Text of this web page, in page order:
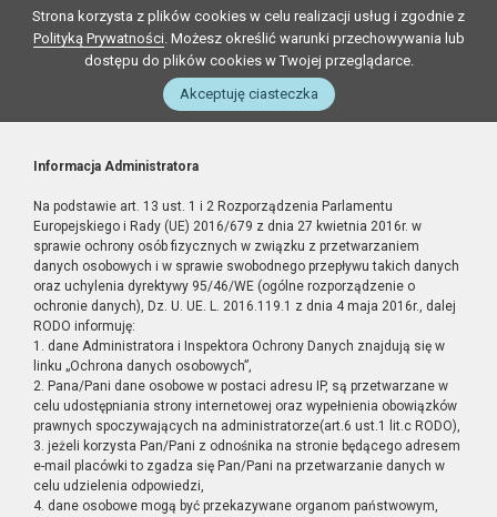
Strona korzysta z plików cookies w celu realizacji usług i zgodnie z
Polityką Prywatności. Możesz określić warunki przechowywania lub
dostępu do plików cookies w Twojej przeglądarce.
Akceptuję ciasteczka
Informacja Administratora
Na podstawie art. 13 ust. 1 i 2 Rozporządzenia Parlamentu
Europejskiego i Rady (UE) 2016/679 z dnia 27 kwietnia 2016r. w
sprawie ochrony osób fizycznych w związku z przetwarzaniem
danych osobowych i w sprawie swobodnego przepływu takich danych
oraz uchylenia dyrektywy 95/46/WE (ogólne rozporządzenie o
ochronie danych), Dz. U. UE. L. 2016.119.1 z dnia 4 maja 2016r., dalej
RODO informuję:
1. dane Administratora i Inspektora Ochrony Danych znajdują się w
linku „Ochrona danych osobowych”,
2. Pana/Pani dane osobowe w postaci adresu IP, są przetwarzane w
celu udostępniania strony internetowej oraz wypełnienia obowiązków
prawnych spoczywających na administratorze(art.6 ust.1 lit.c RODO),
3. jeżeli korzysta Pan/Pani z odnośnika na stronie będącego adresem
e-mail placówki to zgadza się Pan/Pani na przetwarzanie danych w
celu udzielenia odpowiedzi,
4. dane osobowe mogą być przekazywane organom państwowym,